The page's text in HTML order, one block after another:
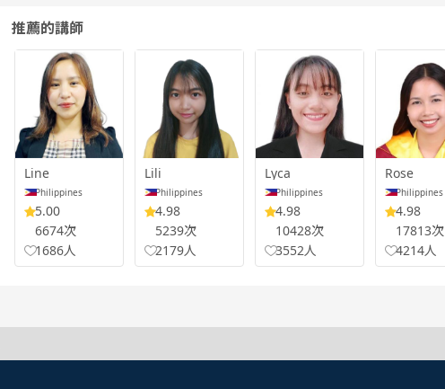
推薦的講師
Line
Philippines
5.00
6674次
1686人
Lili
Philippines
4.98
5239次
2179人
Lyca
Philippines
4.98
10428次
3552人
Rose
Philippines
4.98
17813次
4214人